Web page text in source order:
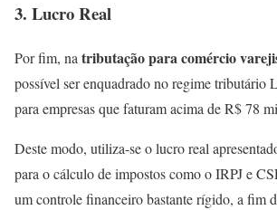
3. Lucro Real
Por fim, na tributação para comércio
possível ser enquadrado no regime tributário
para empresas que faturam acima de R$ 78
Deste modo, utiliza-se o lucro real
para o cálculo de impostos como o IRPJ e
um controle financeiro bastante rígido, a fim